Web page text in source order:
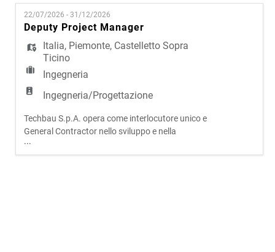
EN
FR
IT
DE
operativo integrato, che riunisce progettazione,
sviluppo e costruzione, l'azienda presidia l'intero
ciclo di vita degli interventi, assicurando elevati
livelli qual
22/07/2026 - 31/12/2026
Deputy Project Manager
Italia, Piemonte, Castelletto Sopra
Ticino
Ingegneria
Ingegneria/Progettazione
Techbau S.p.A. opera come interlocutore unico e
General Contractor nello sviluppo e nella
realizzazione di progetti complessi in ambito civile
e infrastrutturale. Attraverso un modello
...